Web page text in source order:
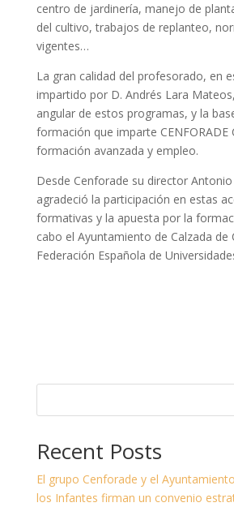
centro de jardinería, manejo de
del cultivo, trabajos de replanteo,
vigentes…
La gran calidad del profesorado, en
impartido por D. Andrés Lara
angular de estos programas, y la
formación que imparte CENFORADE
formación avanzada y empleo.
Desde Cenforade su director Antonio
agradeció la participación en estas
formativas y la apuesta por la
cabo el Ayuntamiento de Calzada de
Federación Española de
Recent Posts
El grupo Cenforade y el
los Infantes firman un convenio